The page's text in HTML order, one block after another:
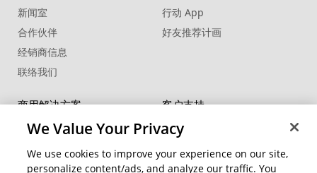
新闻室
合作伙伴
经销商信息
联络我们
行动 App
好友推荐计画
商用解决方案
FaceMe®SDK
客户支持
支持中心
软件更新
教学中心
We Value Your Privacy
We use cookies to improve your experience on our site,
personalize content/ads, and analyze our traffic. You